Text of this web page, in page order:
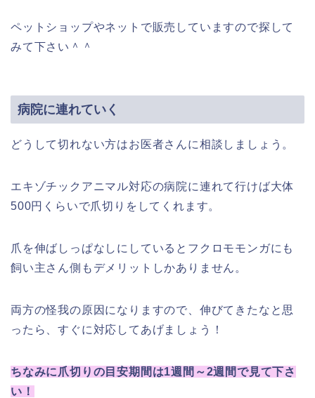
ペットショップやネットで販売していますので探して
みて下さい＾＾
病院に連れていく
どうして切れない方はお医者さんに相談しましょう。
エキゾチックアニマル対応の病院に連れて行けば大体
500円くらいで爪切りをしてくれます。
爪を伸ばしっぱなしにしているとフクロモモンガにも
飼い主さん側もデメリットしかありません。
両方の怪我の原因になりますので、伸びてきたなと思
ったら、すぐに対応してあげましょう！
ちなみに爪切りの目安期間は1週間～2週間で見て下さ
い！